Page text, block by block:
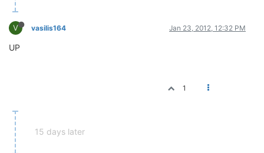
V vasilis164 Jan 23, 2012, 12:32 PM
UP
1
15 days later